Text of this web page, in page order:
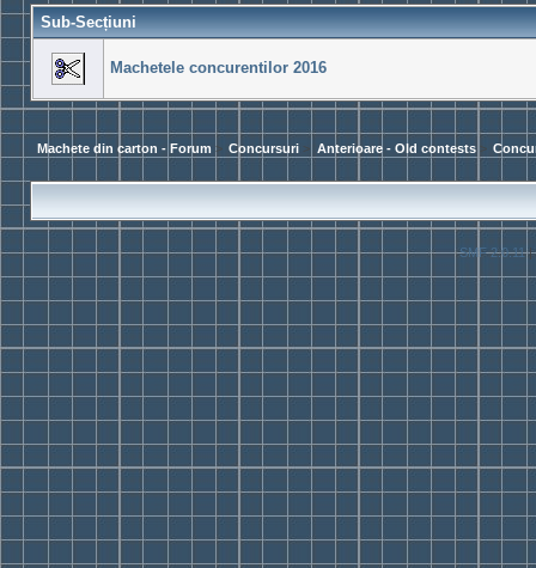
Sub-Secțiuni
Machetele concurentilor 2016
Machete din carton - Forum > Concursuri > Anterioare - Old contests>
SMF 2.0.11|